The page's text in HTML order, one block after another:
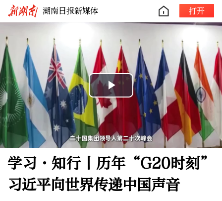
湖南日报新媒体 打开
Play
Video
学习·知行丨历年“G20时刻”
习近平向世界传递中国声音